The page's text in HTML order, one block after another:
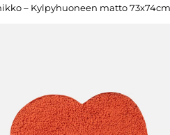
– Kylpyhuoneen matto